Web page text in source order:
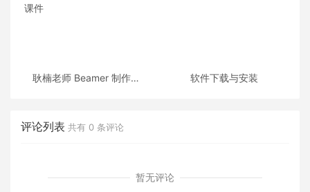
耿楠老师 Beamer 制作的
软件下载与安装
评论列表 共有 0 条评论
暂无评论